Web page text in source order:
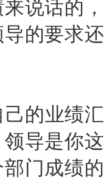
说话的，
的要求还
的业绩汇
导是你这
门成绩的